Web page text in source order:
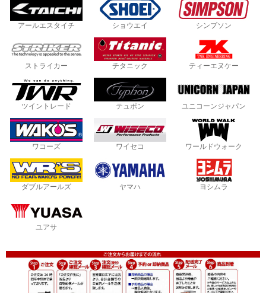
アールエスタイチ ショウエイ シンプソン
ストライカー チタニック ティーエヌケー
ツイントレード テュポン ユニコーンジャパン
ワコーズ ワイセコ ワールドウォーク
ダブルアールズ ヤマハ ヨシムラ
ユアサ